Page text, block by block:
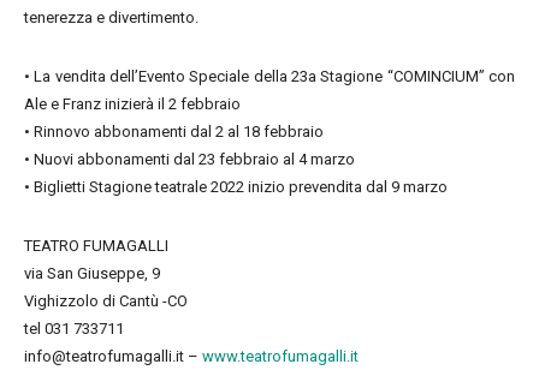
tenerezza e divertimento.
• La vendita dell’Evento Speciale della 23a Stagione “COMINCIUM” con
Ale e Franz inizierà il 2 febbraio
• Rinnovo abbonamenti dal 2 al 18 febbraio
• Nuovi abbonamenti dal 23 febbraio al 4 marzo
• Biglietti Stagione teatrale 2022 inizio prevendita dal 9 marzo
TEATRO FUMAGALLI
via San Giuseppe, 9
Vighizzolo di Cantù -CO
tel 031 733711
info@teatrofumagalli.it – www.teatrofumagalli.it